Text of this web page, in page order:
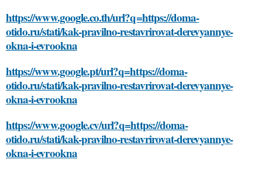
https://www.google.co.th/url?q=https://doma-
otido.ru/stati/kak-pravilno-restavrirovat-derevyannye-
okna-i-evrookna
https://www.google.pt/url?q=https://doma-
otido.ru/stati/kak-pravilno-restavrirovat-derevyannye-
okna-i-evrookna
https://www.google.cv/url?q=https://doma-
otido.ru/stati/kak-pravilno-restavrirovat-derevyannye-
okna-i-evrookna